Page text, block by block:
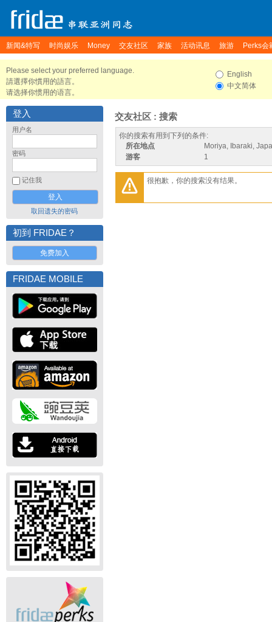
新闻&特写 时尚娱乐 Money 交友社区 家族 活动讯息 旅游 Perks会
Please select your preferred language.
請選擇你慣用的語言。
请选择你惯用的语言。
English
中文简体
登入
用户名
密码
记住我
取回遗失的密码
初到 FRIDAE？
免费加入
FRIDAE MOBILE
交友社区 : 搜索
你的搜索有用到下列的条件:
所在地点
Moriya, Ibaraki,
游客
1
很抱歉，你的搜索没有结果。